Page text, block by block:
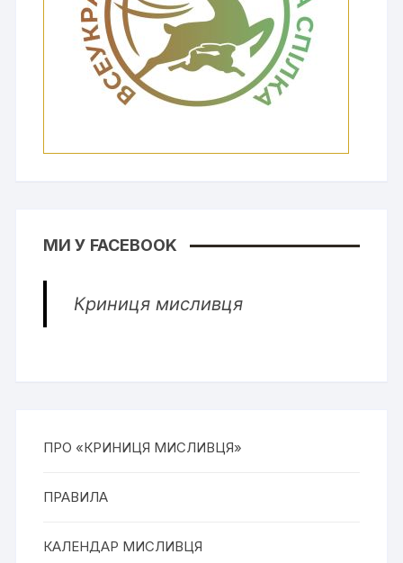
МИ У FACEBOOK
Криниця мисливця
ПРО «КРИНИЦЯ МИСЛИВЦЯ»
ПРАВИЛА
КАЛЕНДАР МИСЛИВЦЯ